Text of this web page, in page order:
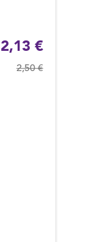
2,13 €
2,50 €